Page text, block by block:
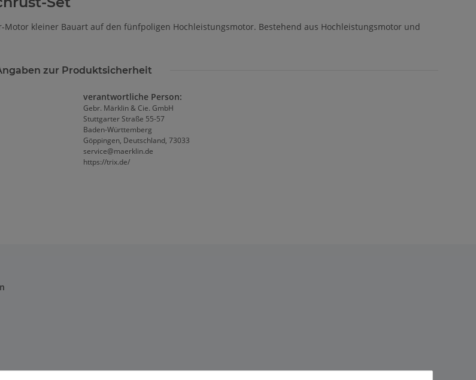
kleiner Bauart auf den fünfpoligen Hochleistungsmotor. Bestehend aus Hochleistungsmotor und
zur Produktsicherheit
verantwortliche Person:
Gebr. Märklin & Cie. GmbH
Stuttgarter Straße 55-57
Baden-Württemberg
Göppingen, Deutschland, 73033
service@maerklin.de
https://trix.de/